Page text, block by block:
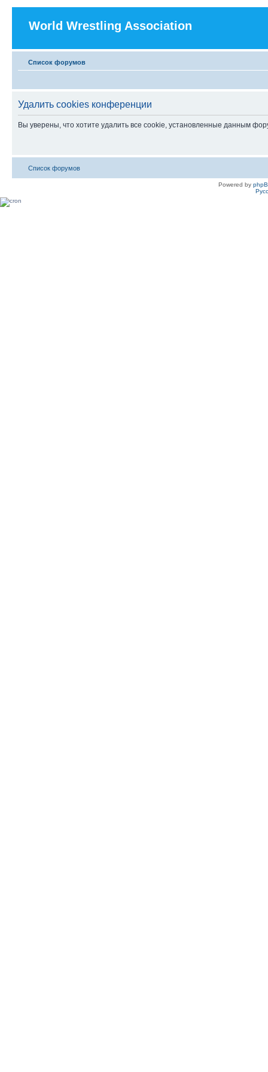
World Wrestling Association
Список форумов
Удалить cookies конференции
Вы уверены, что хотите удалить все cookie, установленные данным
Список форумов
Powered by